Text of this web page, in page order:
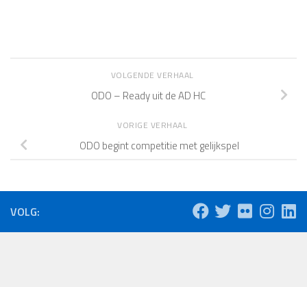
VOLGENDE VERHAAL
ODO – Ready uit de AD HC
VORIGE VERHAAL
ODO begint competitie met gelijkspel
VOLG: